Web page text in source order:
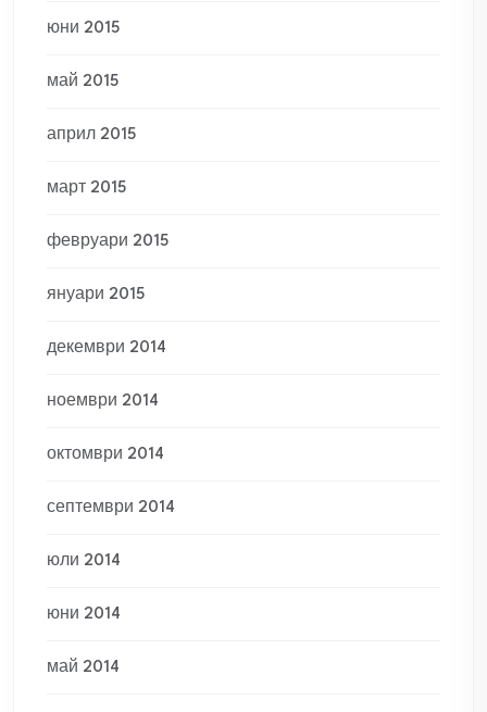
юни 2015
май 2015
април 2015
март 2015
февруари 2015
януари 2015
декември 2014
ноември 2014
октомври 2014
септември 2014
юли 2014
юни 2014
май 2014